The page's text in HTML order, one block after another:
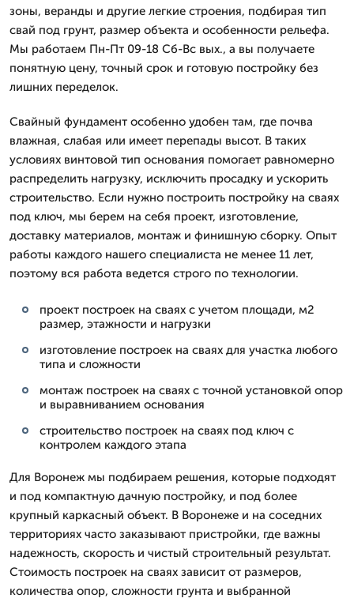
зоны, веранды и другие легкие строения, подбирая тип
свай под грунт, размер объекта и особенности рельефа.
Мы работаем Пн-Пт 09-18 Сб-Вс вых., а вы получаете
понятную цену, точный срок и готовую постройку без
лишних переделок.
Свайный фундамент особенно удобен там, где почва
влажная, слабая или имеет перепады высот. В таких
условиях винтовой тип основания помогает равномерно
распределить нагрузку, исключить просадку и ускорить
строительство. Если нужно построить постройку на сваях
под ключ, мы берем на себя проект, изготовление,
доставку материалов, монтаж и финишную сборку. Опыт
работы каждого нашего специалиста не менее 11 лет,
поэтому вся работа ведется строго по технологии.
проект построек на сваях с учетом площади, м2
размер, этажности и нагрузки
изготовление построек на сваях для участка любого
типа и сложности
монтаж построек на сваях с точной установкой опор
и выравниванием основания
строительство построек на сваях под ключ с
контролем каждого этапа
Для Воронеж мы подбираем решения, которые подходят
и под компактную дачную постройку, и под более
крупный каркасный объект. В Воронеже и на соседних
территориях часто заказывают пристройки, где важны
надежность, скорость и чистый строительный результат.
Стоимость построек на сваях зависит от размеров,
количества опор, сложности грунта и выбранной